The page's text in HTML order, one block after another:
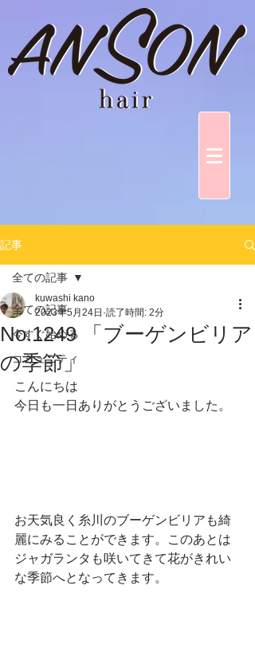
記事
全ての記事
今すぐ始める
コミュニティ
全ての記事
No.1249 「ブーゲンビリア
の季節」
kuwashi kano
2023年5月24日 読了時間: 2分
こんにちは
今日も一日ありがとうございました。
お天気良く糸川のブーゲンビリアも綺
麗にみることができます。このあとは
ジャガランタも咲いてきて花がきれい
な季節へとなってきます。